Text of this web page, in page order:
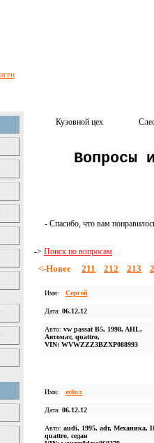
Кузовной цех
Вопросы
- Спасибо, что вам
-> Поиск по вопросам
<-Новее 211 212 213
Имя: Сергей
Дата: 06.12.12
Авто: vw passat B5, 1998, AHL,
Автомат, quattro,
VIN: WVWZZZ3BZXP088993
Имя: есбол
Дата: 06.12.12
Авто: audi, 1995, adr, Механика,
quattro, cедан